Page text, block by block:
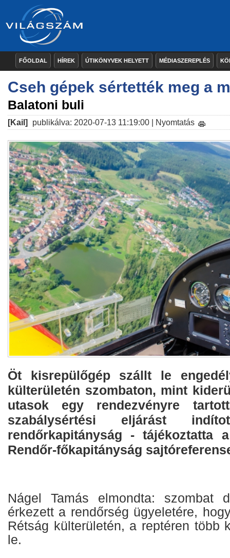
FŐOLDAL HÍREK ÚTIKÖNYVEK HELYETT MÉDIASZEREPLÉS
Cseh gépek sértették meg a
Balatoni buli
[Kail] publikálva: 2020-07-13 11:19:00 | Nyomtatás
Öt kisrepülőgép szállt le
külterületén szombaton, mint
utasok egy rendezvényre
szabálysértési eljárást
rendőrkapitányság - tájékoztatta
Rendőr-főkapitányság
Nágel Tamás elmondta: szombat
érkezett a rendőrség ügyeletére,
Rétság külterületén, a reptéren több
le.